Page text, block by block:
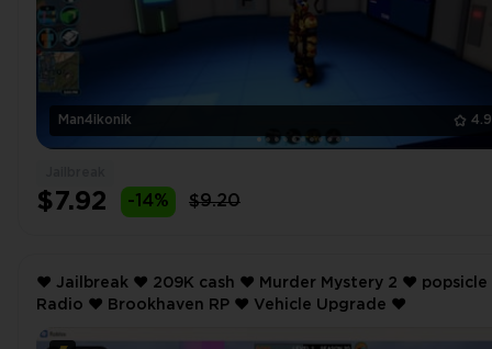
Man4ikonik
$7.92 -14% $9.20
❤️ Jailbreak ❤️ 209K cash ❤️ Murder Mystery 2 ❤️ popsicle ❤️
Radio ❤️ Brookhaven RP ❤️ Vehicle Upgrade ❤️